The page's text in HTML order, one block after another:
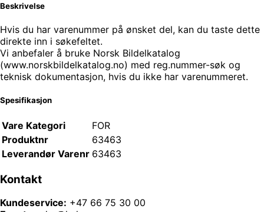
Beskrivelse
Hvis du har varenummer på ønsket del, kan du taste dette
direkte inn i søkefeltet.
Vi anbefaler å bruke Norsk Bildelkatalog
(www.norskbildelkatalog.no) med reg.nummer-søk og
teknisk dokumentasjon, hvis du ikke har varenummeret.
Spesifikasjon
Vare Kategori
FOR
Produktnr
63463
Leverandør Varenr 63463
Kontakt
Kundeservice: +47 66 75 30 00